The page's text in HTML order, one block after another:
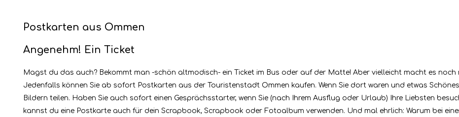
Postkarten aus Ommen
Angenehm! Ein Ticket
Magst du das auch? Bekommt man -schön altmodisch- ein Ticket im Bus oder auf der Matte! Aber vielleicht macht es noch
Jedenfalls können Sie ab sofort Postkarten aus der Touristenstadt Ommen kaufen. Wenn Sie dort waren und etwas
Bildern teilen. Haben Sie auch sofort einen Gesprächsstarter, wenn Sie (nach Ihrem Ausflug oder Urlaub) Ihre Liebsten
kannst du eine Postkarte auch für dein Scrapbook, Scrapbook oder Fotoalbum verwenden. Und mal ehrlich: Warum bei